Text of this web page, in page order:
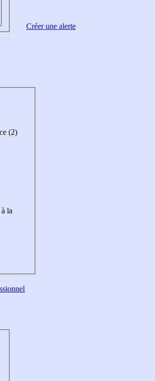
(2)
la
Créer une alerte